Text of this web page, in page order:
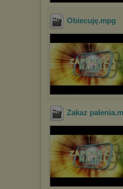
Obiecuję.mpg
Zakaz palenia